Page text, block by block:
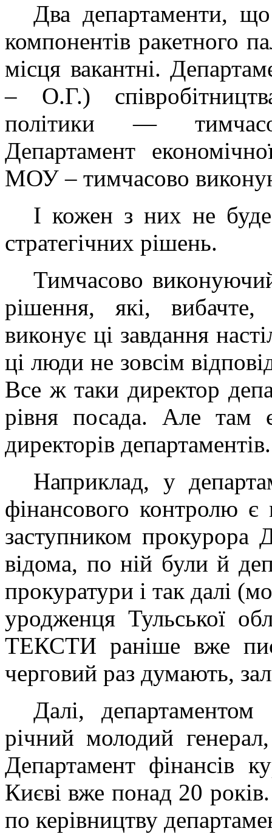
Два департаменти, що
компонентів ракетного
місця вакантні.
– О.Г.)
політики —
Департамент
МОУ – тимчасово
І кожен з них не
стратегічних рішень.
Тимчасово
рішення, які,
виконує ці завдання
ці люди не зовсім
Все ж таки директор
рівня посада. Але там
директорів департаментів.
Наприклад, у
фінансового контролю
заступником прокурора
відома, по ній були й
прокуратури і так далі
уродженця Тульської
ТЕКСТИ раніше вже
черговий раз думають,
Далі,
річний молодий
Департамент фінансів
Києві вже понад 20
по керівництву